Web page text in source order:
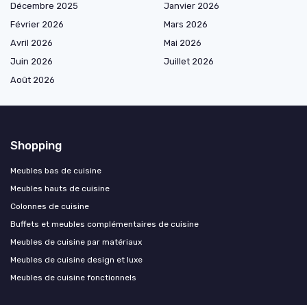
Décembre 2025
Janvier 2026
Février 2026
Mars 2026
Avril 2026
Mai 2026
Juin 2026
Juillet 2026
Août 2026
Shopping
Meubles bas de cuisine
Meubles hauts de cuisine
Colonnes de cuisine
Buffets et meubles complémentaires de cuisine
Meubles de cuisine par matériaux
Meubles de cuisine design et luxe
Meubles de cuisine fonctionnels